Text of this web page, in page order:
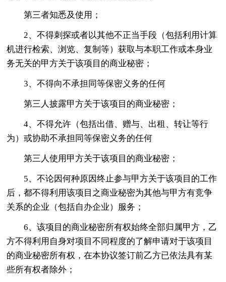
第三者知悉及使用；
2、不得刺探或者以其他不正当手段（包括利用计算
机进行检索、浏览、复制等）获取与本职工作或本身业
务无关的甲方关于该项目的商业秘密；
3、不得向不承担同等保密义务的任何
第三人披露甲方关于该项目的商业秘密；
4、不得允许（包括出借、赠与、出租、转让等行
为）或协助不承担同等保密义务的任何
第三人使用甲方关于该项目的商业秘密；
5、不论因何种原因终止参与甲方关于该项目的工作
后，都不得利用该项目之商业秘密为其他与甲方有竞争
关系的企业（包括自办企业）服务；
6、该项目的商业秘密所有权始终全部归属甲方，乙
方不得利用自身对项目不同程度的了解申请对于该项目
的商业秘密所有权，在本协议签订前乙方已依法具有某
些所有权者除外；